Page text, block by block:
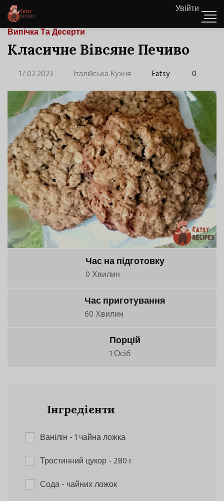
Увійти
Випічка Та Десерти
Класичне Вівсяне Печиво
17.02.2023 Італійська Кухня Eatsy 0
Час на підготовку
0 Хвилин
Час приготування
60 Хвилин
Порцій
1 Осіб
Інгредієнти
Ванілін - 1 чайна ложка
Тростинний цукор- 280 г
Сода- чайних ложок